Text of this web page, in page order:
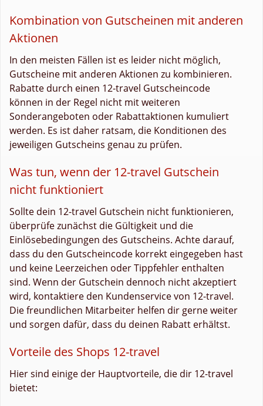
Kombination von Gutscheinen mit anderen
Aktionen
In den meisten Fällen ist es leider nicht möglich,
Gutscheine mit anderen Aktionen zu kombinieren.
Rabatte durch einen 12-travel Gutscheincode
können in der Regel nicht mit weiteren
Sonderangeboten oder Rabattaktionen kumuliert
werden. Es ist daher ratsam, die Konditionen des
jeweiligen Gutscheins genau zu prüfen.
Was tun, wenn der 12-travel Gutschein
nicht funktioniert
Sollte dein 12-travel Gutschein nicht funktionieren,
überprüfe zunächst die Gültigkeit und die
Einlösebedingungen des Gutscheins. Achte darauf,
dass du den Gutscheincode korrekt eingegeben hast
und keine Leerzeichen oder Tippfehler enthalten
sind. Wenn der Gutschein dennoch nicht akzeptiert
wird, kontaktiere den Kundenservice von 12-travel.
Die freundlichen Mitarbeiter helfen dir gerne weiter
und sorgen dafür, dass du deinen Rabatt erhältst.
Vorteile des Shops 12-travel
Hier sind einige der Hauptvorteile, die dir 12-travel
bietet: